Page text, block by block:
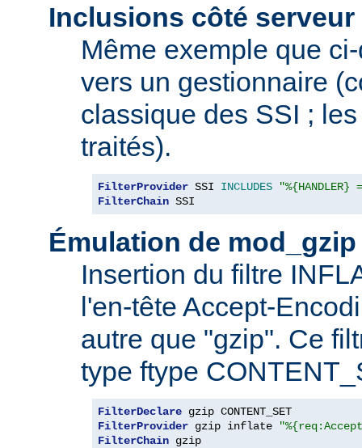
Inclusions côté serveur
Même exemple que
vers un gestionnaire
classique des SSI ;
traités).
FilterProvider SSI INCLUDES
FilterChain SSI
Émulation de
Insertion du filtre
l'en-tête Accept-
autre que "gzip". Ce
type ftype
FilterDeclare
FilterProvider gzip inflate
FilterChain gzip